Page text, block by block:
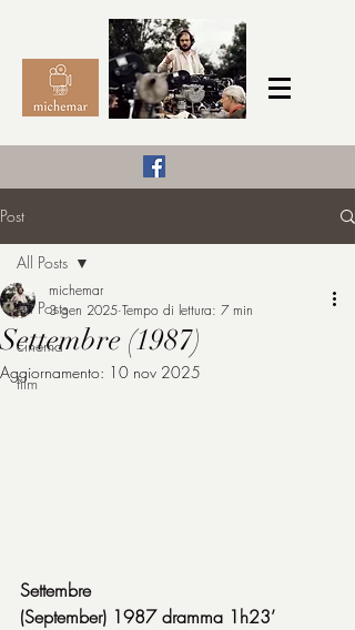
michemar
Post
All Posts
cinema
film
All Posts
Settembre (1987)
michemar
3 gen 2025 Tempo di lettura: 7 min
Aggiornamento: 10 nov 2025
Settembre
(September) 1987 dramma 1h23’